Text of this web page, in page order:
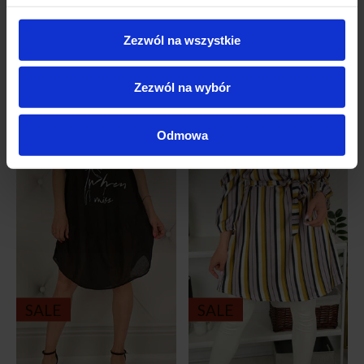
Zezwól na wszystkie
Zezwól na wybór
Odmowa
Podobne produkty
-43%
SALE
-72%
SALE